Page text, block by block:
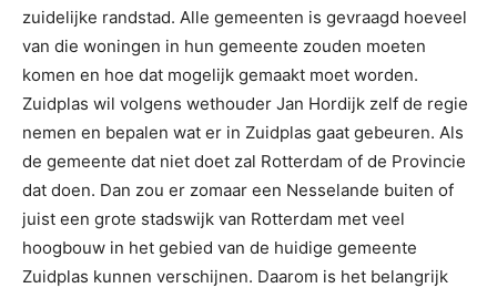
zuidelijke randstad. Alle gemeenten is gevraagd hoeveel
van die woningen in hun gemeente zouden moeten
komen en hoe dat mogelijk gemaakt moet worden.
Zuidplas wil volgens wethouder Jan Hordijk zelf de regie
nemen en bepalen wat er in Zuidplas gaat gebeuren. Als
de gemeente dat niet doet zal Rotterdam of de Provincie
dat doen. Dan zou er zomaar een Nesselande buiten of
juist een grote stadswijk van Rotterdam met veel
hoogbouw in het gebied van de huidige gemeente
Zuidplas kunnen verschijnen. Daarom is het belangrijk